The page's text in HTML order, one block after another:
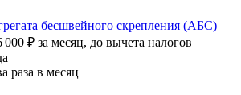
бесшвейного скрепления (АБС)
000 ₽ за месяц, до вычета налогов
раза в месяц